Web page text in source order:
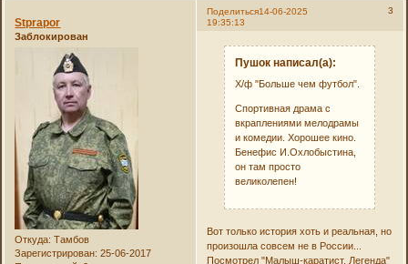
Поделиться 3
14-06-2025
19:35:13
Stprapor
Заблокирован
Откуда: Тамбов
Зарегистрирован: 25-06-2017
Пушок написал(а):
Х/ф "Больше чем футбол".
Спортивная драма с
вкраплениями мелодрамы
и комедии. Хорошее кино.
Бенефис И.Охлобыстина,
он там просто
великолепен!
Вот только история хоть и реальная, но
произошла совсем не в России...
Посмотрел "Малыш-каратист. Легенда"